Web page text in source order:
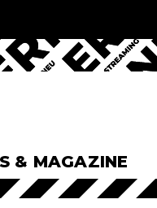
& MAGAZINE